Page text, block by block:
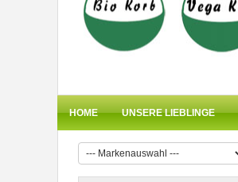
HOME UNSERE LIEBLINGE